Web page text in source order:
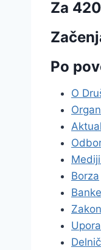
Za
Po
O
Borza